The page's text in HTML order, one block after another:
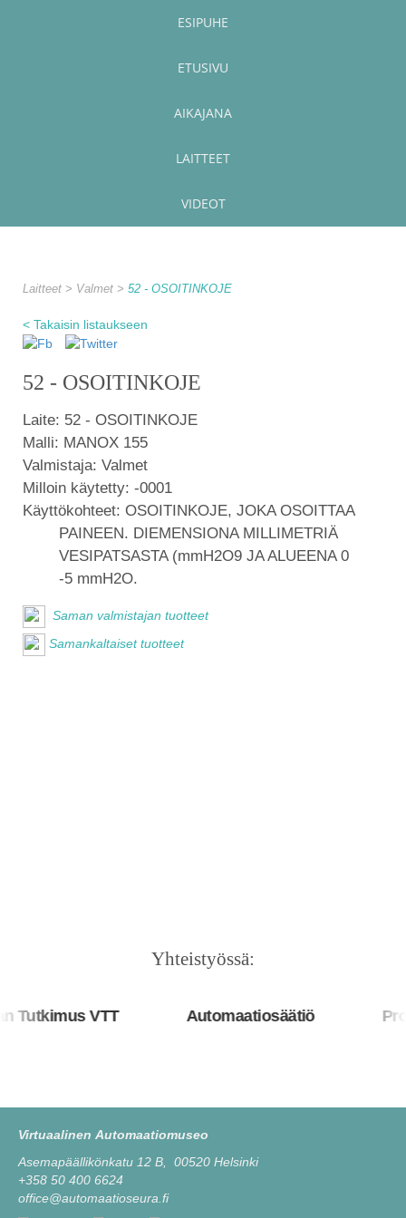
ESIPUHE
ETUSIVU
AIKAJANA
LAITTEET
VIDEOT
Laitteet Valmet 52 - OSOITINKOJE
< Takaisin listaukseen
52 - OSOITINKOJE
Laite: 52 - OSOITINKOJE
Malli: MANOX 155
Valmistaja: Valmet
Milloin käytetty: -0001
Käyttökohteet: OSOITINKOJE, JOKA OSOITTAA
PAINEEN. DIEMENSIONA MILLIMETRIÄ
VESIPATSASTA (mmH2O9 JA ALUEENA 0
-5 mmH2O.
Saman valmistajan tuotteet
Samankaltaiset tuotteet
Yhteistyössä:
VTT Automaatiosäätiö
Virtuaalinen Automaatiomuseo
Asemapäällikönkatu 12 B, 00520 Helsinki
+358 50 400 6624
office@automaatioseura.fi